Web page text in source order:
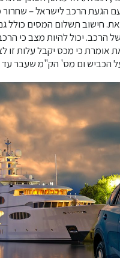
הגעת הרכב לישראל –
חישוב תשלום המסים כולל
הרכב. יכול להיות מצב כי
אומרת כי מכס יקבל עלות זו
הכביש ום מס' הק"מ שעבר עד